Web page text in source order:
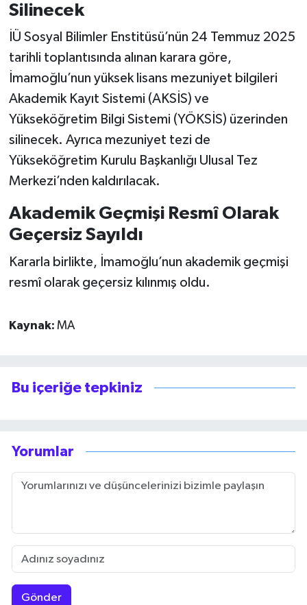
Silinecek
İÜ Sosyal Bilimler Enstitüsü’nün 24 Temmuz 2025
tarihli toplantısında alınan karara göre,
İmamoğlu’nun yüksek lisans mezuniyet bilgileri
Akademik Kayıt Sistemi (AKSİS) ve
Yükseköğretim Bilgi Sistemi (YÖKSİS) üzerinden
silinecek. Ayrıca mezuniyet tezi de
Yükseköğretim Kurulu Başkanlığı Ulusal Tez
Merkezi’nden kaldırılacak.
Akademik Geçmişi Resmî Olarak
Geçersiz Sayıldı
Kararla birlikte, İmamoğlu’nun akademik geçmişi
resmî olarak geçersiz kılınmış oldu.
Kaynak: MA
Bu içeriğe tepkiniz
Yorumlar
Gönder